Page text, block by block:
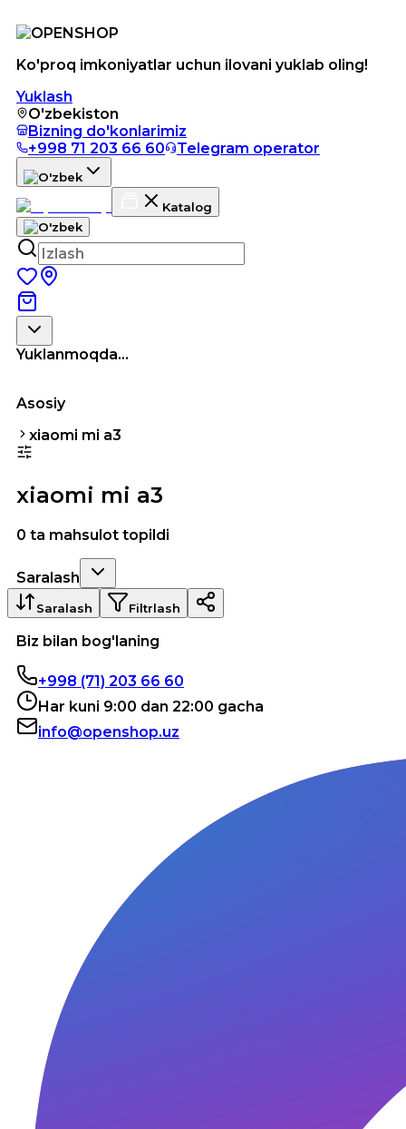
Ko'proq imkoniyatlar uchun ilovani yuklab oling!
Yuklash
O'zbekiston
Bizning do'konlarimiz
+998 71 203 66 60
Telegram operator
Katalog
Yuklanmoqda...
Asosiy
xiaomi mi a3
xiaomi mi a3
0 ta mahsulot topildi
Saralash
Saralash Filtrlash
Biz bilan bog'laning
+998 (71) 203 66 60
Har kuni 9:00 dan 22:00 gacha
info@openshop.uz